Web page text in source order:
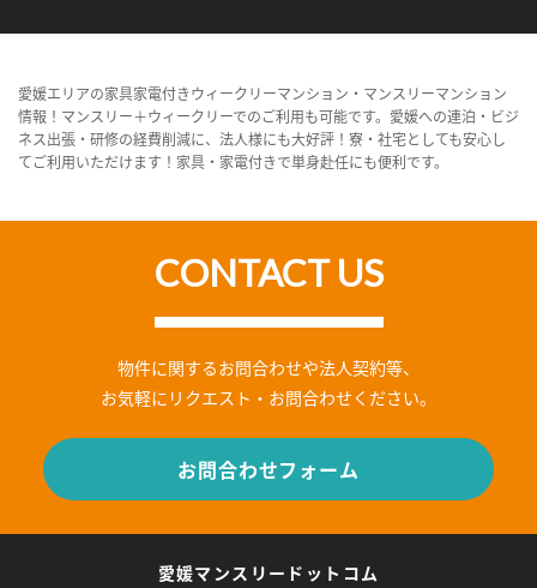
愛媛エリアの家具家電付きウィークリーマンション・マンスリーマンション
情報！マンスリー＋ウィークリーでのご利用も可能です。愛媛への連泊・ビジ
ネス出張・研修の経費削減に、法人様にも大好評！寮・社宅としても安心し
てご利用いただけます！家具・家電付きで単身赴任にも便利です。
CONTACT US
物件に関するお問合わせや法人契約等、
お気軽にリクエスト・お問合わせください。
お問合わせフォーム
愛媛マンスリードットコム